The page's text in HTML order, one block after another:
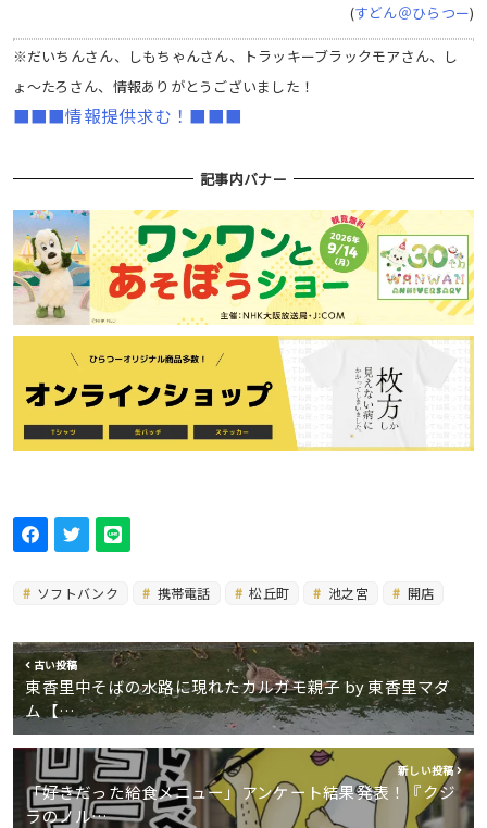
(すどん＠ひらつー)
※だいちんさん、しもちゃんさん、トラッキーブラックモアさん、し
ょ〜たろさん、情報ありがとうございました！
■■■情報提供求む！■■■
記事内バナー
ソフトバンク 携帯電話 松丘町 池之宮 開店
古い投稿
東香里中そばの水路に現れたカルガモ親子 by 東香里マダ
ム【…
新しい投稿
「好きだった給食メニュー」アンケート結果発表！『クジ
ラのノル…